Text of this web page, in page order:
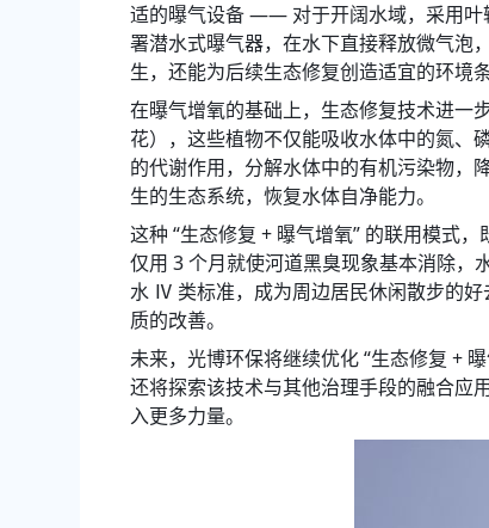
适的曝气设备 —— 对于开阔水域，采用叶
署潜水式曝气器，在水下直接释放微气泡
生，还能为后续生态修复创造适宜的环境条
在曝气增氧的基础上，生态修复技术进一
花），这些植物不仅能吸收水体中的氮、
的代谢作用，分解水体中的有机污染物，
生的生态系统，恢复水体自净能力。
这种 “生态修复 + 曝气增氧” 的联用模式
仅用 3 个月就使河道黑臭现象基本消除，
水 Ⅳ 类标准，成为周边居民休闲散步的
质的改善。
未来，光博环保将继续优化 “生态修复 +
还将探索该技术与其他治理手段的融合应
入更多力量。